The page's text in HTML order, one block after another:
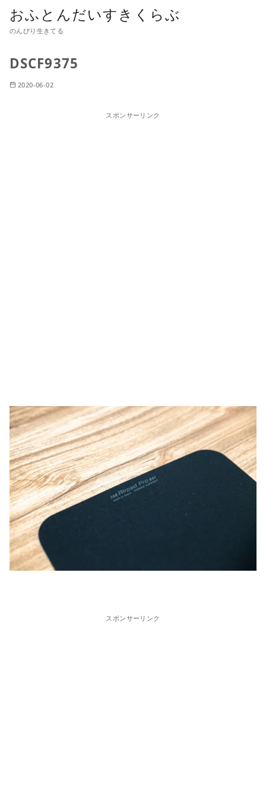
おふとんだいすきくらぶ
のんびり生きてる
DSCF9375
2020-06-02
スポンサーリンク
スポンサーリンク